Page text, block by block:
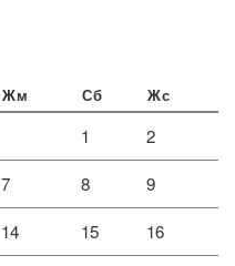
Жм Сб Жс
1 2
7 8 9
14 15 16